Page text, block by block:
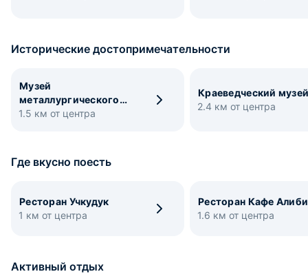
Исторические достопримечательности
Музей
металлургического
комбината
1.5 км от центра
Краеведческий
2.4 км от центра
Где вкусно поесть
Ресторан Учкудук
1 км от центра
Ресторан Кафе Алиби
1.6 км от центра
Активный отдых